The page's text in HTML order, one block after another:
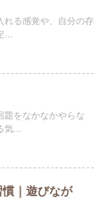
れる感覚や、自分の存
...
題をなかなかやらな
気...
｜遊びなが